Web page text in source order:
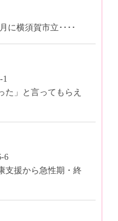
に横須賀市立････
1
た」と言ってもらえ
6
支援から急性期・終